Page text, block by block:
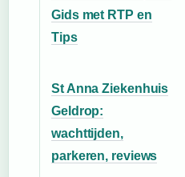
Gids met RTP en
Tips
St Anna Ziekenhuis
Geldrop:
wachttijden,
parkeren, reviews